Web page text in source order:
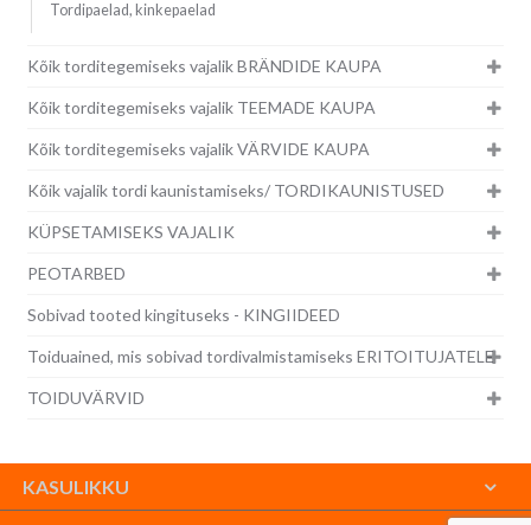
Tordipaelad, kinkepaelad
Kõik torditegemiseks vajalik BRÄNDIDE KAUPA
Kõik torditegemiseks vajalik TEEMADE KAUPA
Kõik torditegemiseks vajalik VÄRVIDE KAUPA
Kõik vajalik tordi kaunistamiseks/ TORDIKAUNISTUSED
KÜPSETAMISEKS VAJALIK
PEOTARBED
Sobivad tooted kingituseks - KINGIIDEED
Toiduained, mis sobivad tordivalmistamiseks ERITOITUJATELE
TOIDUVÄRVID
KASULIKKU